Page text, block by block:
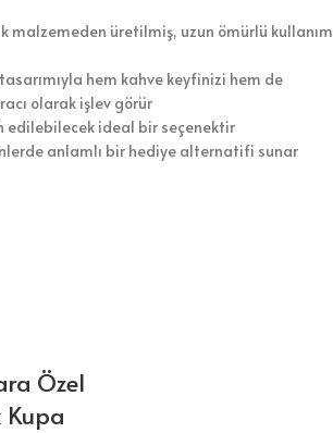
malzemeden üretilmiş, uzun ömürlü kullanım
hem kahve keyfinizi hem de
olarak işlev görür
edilebilecek ideal bir seçenektir
anlamlı bir hediye alternatifi sunar
Özel
Kupa